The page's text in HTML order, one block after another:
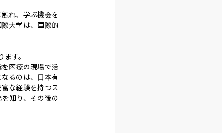
れ、学ぶ機会を
大学は、国際的
す。
医療の現場で活
るのは、日本有
な経験を持つス
知り、その後の